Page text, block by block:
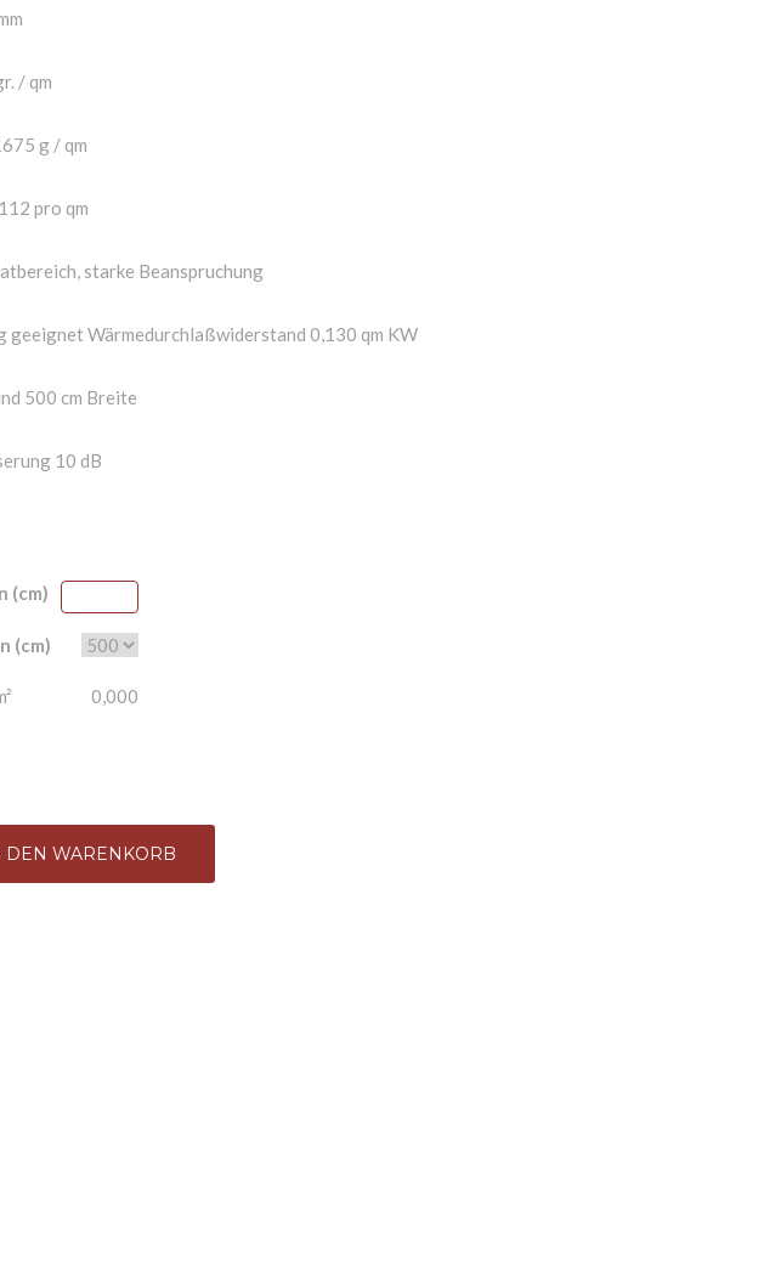
/ qm
g / qm
pro qm
starke Beanspruchung
geeignet Wärmedurchlaßwiderstand 0,130 qm KW
500 cm Breite
10 dB
(cm)
(cm)
0,000
DEN WARENKORB